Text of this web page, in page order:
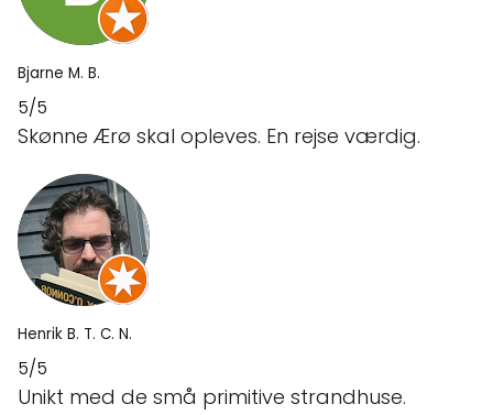
Bjarne M. B.
5/5
Skønne Ærø skal opleves. En rejse værdig.
Henrik B. T. C. N.
5/5
Unikt med de små primitive strandhuse.